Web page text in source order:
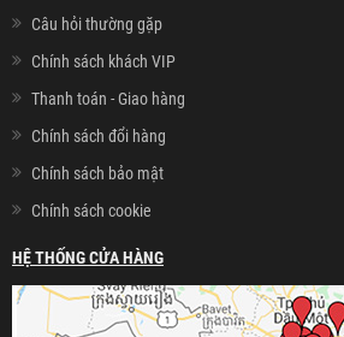
Câu hỏi thường gặp
Chính sách khách VIP
Thanh toán - Giao hàng
Chính sách đổi hàng
Chính sách bảo mật
Chính sách cookie
HỆ THỐNG CỬA HÀNG